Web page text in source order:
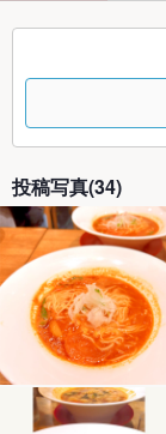
投稿写真(34)